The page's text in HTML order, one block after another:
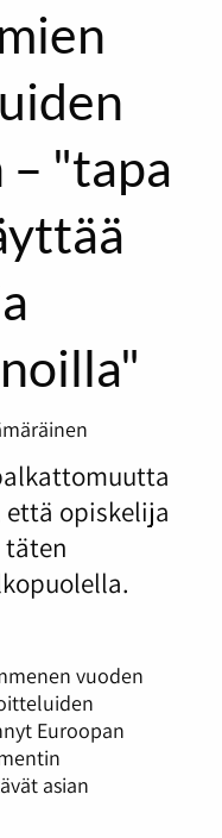
"tapa
opiskelija
vuoden
Euroopan
asian